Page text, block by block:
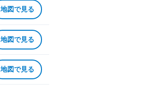
地図で見る
地図で見る
地図で見る